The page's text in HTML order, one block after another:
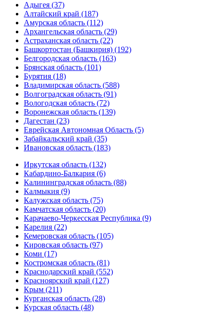
Адыгея (37)
Алтайский край (187)
Амурская область (112)
Архангельская область (29)
Астраханская область (22)
Башкортостан (Башкирия) (192)
Белгородская область (163)
Брянская область (101)
Бурятия (18)
Владимирская область (588)
Волгоградская область (91)
Вологодская область (72)
Воронежская область (139)
Дагестан (23)
Еврейская Автономная Область (5)
Забайкальский край (35)
Ивановская область (183)
Иркутская область (132)
Кабардино-Балкария (6)
Калининградская область (88)
Калмыкия (9)
Калужская область (75)
Камчатская область (20)
Карачаево-Черкесская Республика (9)
Карелия (22)
Кемеровская область (105)
Кировская область (97)
Коми (17)
Костромская область (81)
Краснодарский край (552)
Красноярский край (127)
Крым (211)
Курганская область (28)
Курская область (48)